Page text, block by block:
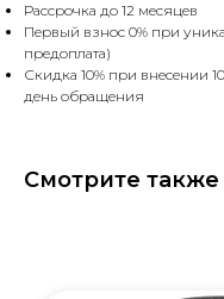
Рассрочка до 12 месяцев
Первый взнос 0% при
предоплата)
Скидка 10% при внесении
день обращения
Смотрите также